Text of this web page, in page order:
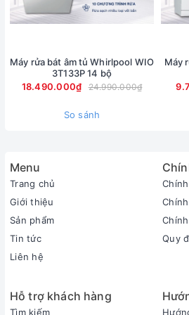
đến sự thanh lịch, ấn tượng.
như một chiếc máy âm tủ.
- Máy được làm từ chất liệu thép
*Hình ảnh chỉ mang tính chất minh
Máy rửa bát âm tủ Whirlpool WIO
3T133P 14 bộ
18.490.000₫
24.990.000₫
So sánh
Máy
Menu
Trang chủ
Giới thiệu
Sản phẩm
Tin tức
Liên hệ
Quy
Hỗ trợ khách hàng
Tìm kiếm